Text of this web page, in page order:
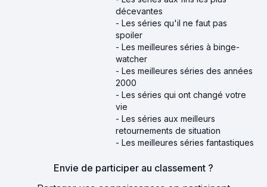
décevantes
- Les séries qu'il ne faut pas
spoiler
- Les meilleures séries à binge-
watcher
- Les meilleures séries des années
2000
- Les séries qui ont changé votre
vie
- Les séries aux meilleurs
retournements de situation
- Les meilleures séries fantastiques
Envie de participer au classement ?